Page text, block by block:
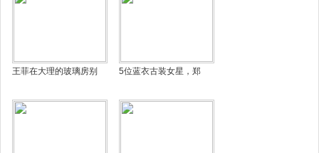
王菲在大理的玻璃房别 5位蓝衣古装女星，郑